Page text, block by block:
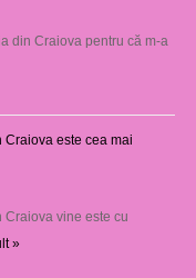
din Craiova pentru că m-a
este cea mai
vine este cu
»